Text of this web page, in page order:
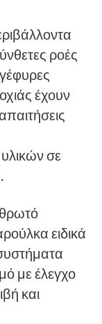
ροές
έχουν
σε
ειδικά
με έλεγχο
και